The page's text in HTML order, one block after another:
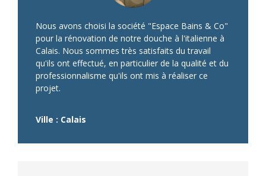
Nous avons choisi la société "Espace Bains & Co"
pour la rénovation de notre douche à l'italienne à
Calais. Nous sommes très satisfaits du travail
qu'ils ont effectué, en particulier de la qualité et du
professionnalisme qu'ils ont mis à réaliser ce
projet.
Ville : Calais